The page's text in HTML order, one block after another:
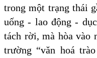
trong một trạng thái
uống - lao động -
tách rời, mà hòa vào
trường “văn hoá